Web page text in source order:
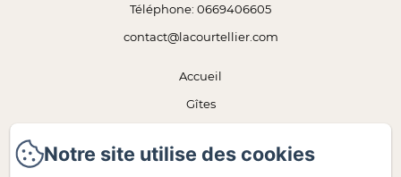
Téléphone: 0669406605
contact@lacourtellier.com
Accueil
Gîtes
Expériences
Notre site utilise des cookies